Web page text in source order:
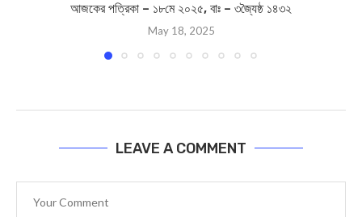
আজকের পত্রিকা – ১৮মে ২০২৫, বাঃ – ৩জ্যৈষ্ঠ ১৪৩২
May 18, 2025
LEAVE A COMMENT